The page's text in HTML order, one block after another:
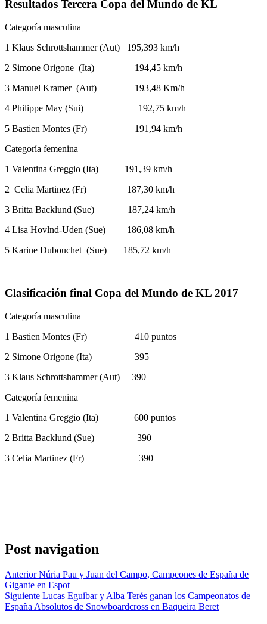
Resultados Tercera Copa del Mundo de KL
Categoría masculina
1 Klaus Schrottshammer (Aut) 195,393 km/h
2 Simone Origone (Ita) 194,45 km/h
3 Manuel Kramer (Aut) 193,48 Km/h
4 Philippe May (Sui) 192,75 km/h
5 Bastien Montes (Fr) 191,94 km/h
Categoría femenina
1 Valentina Greggio (Ita) 191,39 km/h
2 Celia Martinez (Fr) 187,30 km/h
3 Britta Backlund (Sue) 187,24 km/h
4 Lisa Hovlnd-Uden (Sue) 186,08 km/h
5 Karine Dubouchet (Sue) 185,72 km/h
Clasificación final Copa del Mundo de KL 2017
Categoría masculina
1 Bastien Montes (Fr) 410 puntos
2 Simone Origone (Ita) 395
3 Klaus Schrottshammer (Aut) 390
Categoría femenina
1 Valentina Greggio (Ita) 600 puntos
2 Britta Backlund (Sue) 390
3 Celia Martinez (Fr) 390
Post navigation
AnteriorNúria Pau y Juan del Campo, Campeones de España de
Gigante en Espot
Siguiente Lucas Eguibar y Alba Terés ganan los Campeonatos de
España Absolutos de Snowboardcross en Baqueira Beret